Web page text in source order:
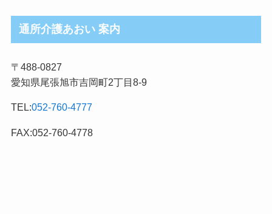
ロ
グ
事
カ
ゴ
リ
通所介護あおい 案内
〒488-0827
愛知県尾張旭市吉岡町2丁目8-9
TEL:052-760-4777
FAX:052-760-4778